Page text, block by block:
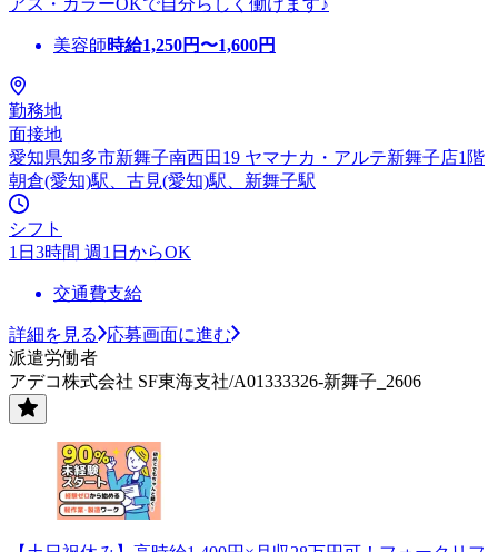
美容師時給1,250円〜1,600円
勤務地
面接地
愛知県知多市新舞子南西田19 ヤマナカ・アルテ新舞子店1階
朝倉(愛知)駅、古見(愛知)駅、新舞子駅
シフト
1日3時間 週1日からOK
交通費支給
詳細を見る
応募画面に進む
派遣労働者
アデコ株式会社 SF東海支社/A01333326-新舞子_2606